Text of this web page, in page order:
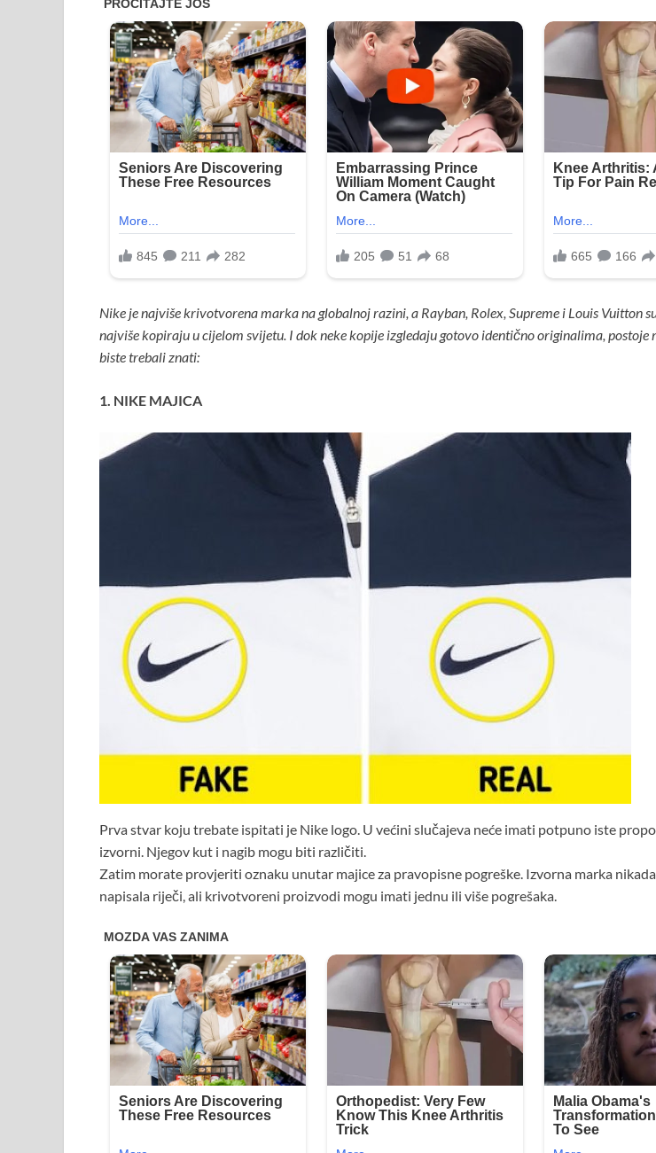
Nike je najviše krivotvorena marka na globalnoj razini, a Rayban, Rolex, Supreme i Louis Vuitton
najviše kopiraju u cijelom svijetu. I dok neke kopije izgledaju gotovo identično originalima, postoje
biste trebali znati:
1. NIKE MAJICA
Prva stvar koju trebate ispitati je Nike logo. U većini slučajeva neće imati potpuno iste
izvorni. Njegov kut i nagib mogu biti različiti.
Zatim morate provjeriti oznaku unutar majice za pravopisne pogreške. Izvorna marka
napisala riječi, ali krivotvoreni proizvodi mogu imati jednu ili više pogrešaka.